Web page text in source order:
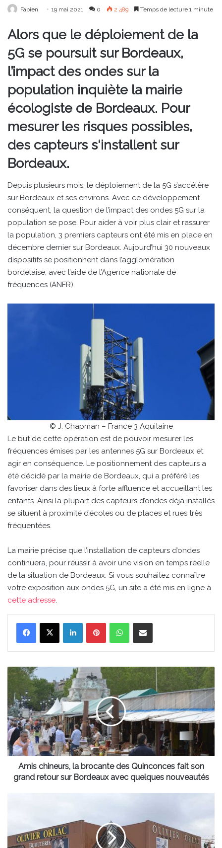
Fabien 19 mai 2021 0 2 489 Temps de lecture 1 minute
Alors que le déploiement de la
5G se poursuit sur Bordeaux,
l’impact des ondes sur la
population inquiète la mairie
écologiste de Bordeaux. Pour
mesurer les risques possibles,
des capteurs s‘installent sur
Bordeaux.
Depuis plusieurs mois, le déploiement de la 5G s’accélère
sur Bordeaux et ses environs. Avec ce développement
conséquent, la question de l’impact des ondes 5G sur la
population se pose. Pour aider à voir plus clair et rassurer
la population, 3 premiers capteurs ont été mis en place en
décembre dernier sur Bordeaux. Aujourd’hui 30 nouveaux
dispositifs se positionnent dans l’agglomération
bordelaise, avec l’aide de l’Agence nationale de
fréquences (ANFR).
© J. Chapman – France 3 Aquitaine
Le but de cette opération est de pouvoir mesurer les
fréquences émises par les antennes 5G sur Bordeaux et
agir en conséquence. Le positionnement des capteurs a
été décidé par la mairie de Bordeaux, qui a préféré les
favoriser dans des lieux à forte affluence et accueillant les
enfants. Ainsi la plupart des capteurs d’ondes déjà installés
se situent à proximité d’écoles ou de places et rues très
fréquentées.
La mairie précise que l’installation de capteurs d’ondes
continuera, pour réussir à avoir une vision en temps réelle
de la situation de Bordeaux. Si vous souhaitez connaître
votre exposition aux ondes 5G, un site a été mis en ligne à
cette adresse.
LinkedinPinterestWhatsAppPartager par email
Amis
chineurs,
la
brocante
des
Quinconces
fait
son
grand
retour
sur
Amis chineurs, la brocante des Quinconces fait son
grand retour sur Bordeaux avec quelques nouveautés
bordelaise
va